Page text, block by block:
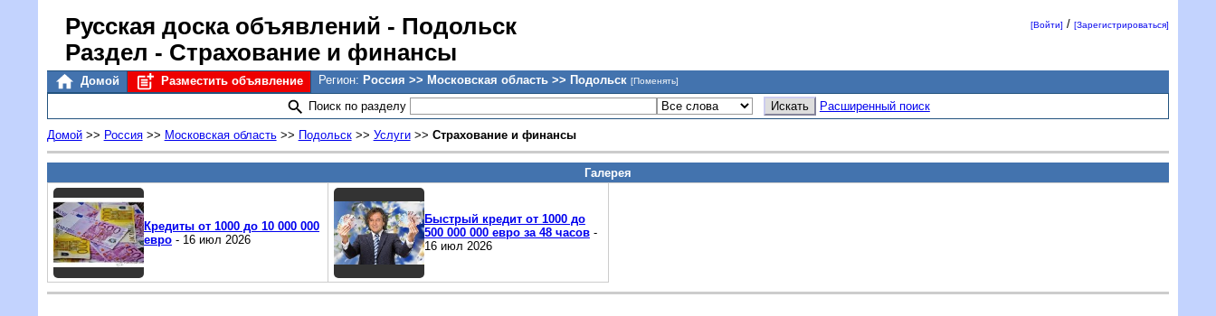
Русская доска объявлений - Подольск
Раздел - Страхование и финансы
[Войти] /[Зарегистрироваться]
Домой Разместить объявление Регион: Россия >> Московская область >> Подольск [Поменять]
Поиск по разделу Расширенный поиск
Домой>> Россия>> Московская область>> Подольск>> Услуги>> Страхование и финансы
Галерея
Кредиты от 1000 до 10 000 000
евро- 16 июл 2026
Быстрый кредит от 1000 до
500 000 000 евро за 48 часов-
16 июл 2026